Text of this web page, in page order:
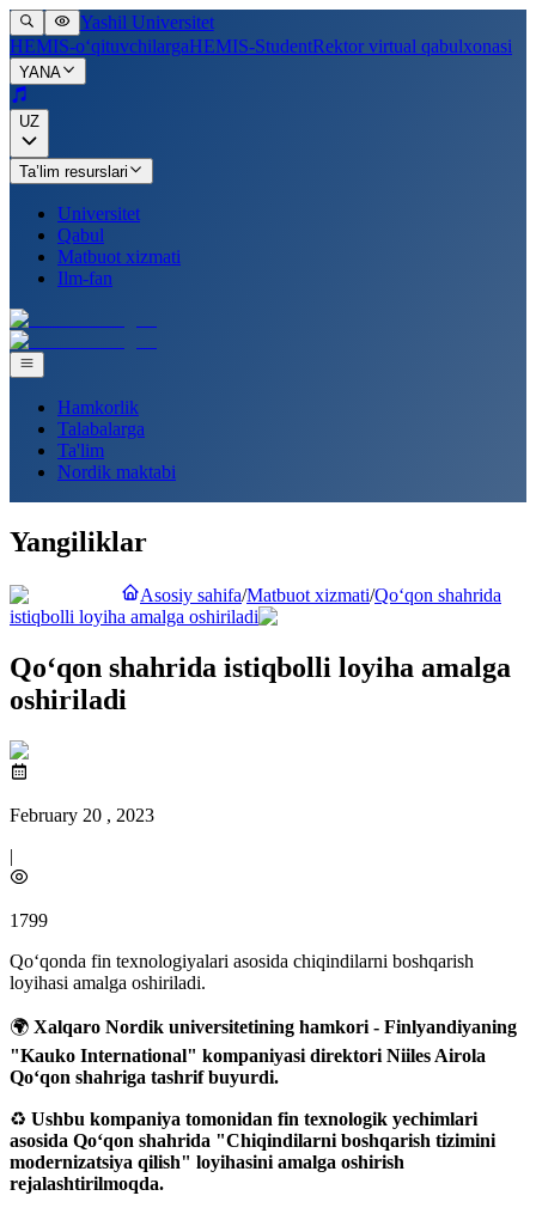
Yashil Universitet
HEMIS-o‘qituvchilargaHEMIS-StudentRektor virtual qabulxonasi
YANA
UZ
Ta’lim resurslari
Universitet
Qabul
Matbuot xizmati
Ilm-fan
Hamkorlik
Talabalarga
Ta'lim
Nordik maktabi
Yangiliklar
Asosiy sahifa/Matbuot xizmati/Qo‘qon shahrida
istiqbolli loyiha amalga oshiriladi
Qo‘qon shahrida istiqbolli loyiha amalga
oshiriladi
February 20 , 2023
|
1799
Qo‘qonda fin texnologiyalari asosida chiqindilarni boshqarish
loyihasi amalga oshiriladi.
🌍 Xalqaro Nordik universitetining hamkori - Finlyandiyaning
"Kauko International" kompaniyasi direktori Niiles Airola
Qo‘qon shahriga tashrif buyurdi.
♻ Ushbu kompaniya tomonidan fin texnologik yechimlari
asosida Qo‘qon shahrida "Chiqindilarni boshqarish tizimini
modernizatsiya qilish" loyihasini amalga oshirish
rejalashtirilmoqda.